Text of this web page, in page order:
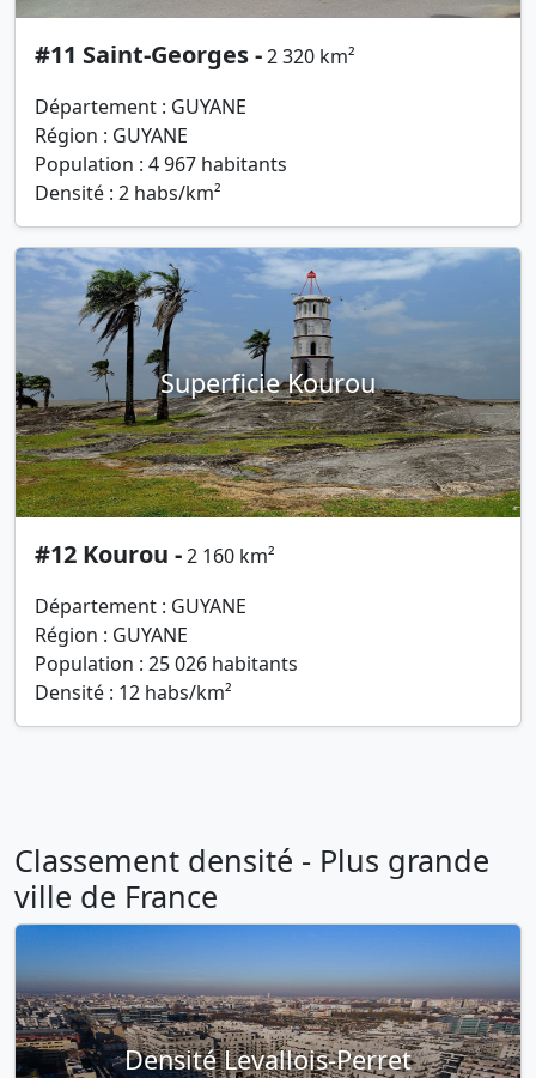
#11 Saint-Georges -2 320 km²
Département : GUYANE
Région : GUYANE
Population : 4 967 habitants
Densité : 2 habs/km²
Superficie Kourou
#12 Kourou -2 160 km²
Département : GUYANE
Région : GUYANE
Population : 25 026 habitants
Densité : 12 habs/km²
Classement densité - Plus grande
ville de France
Densité Levallois-Perret